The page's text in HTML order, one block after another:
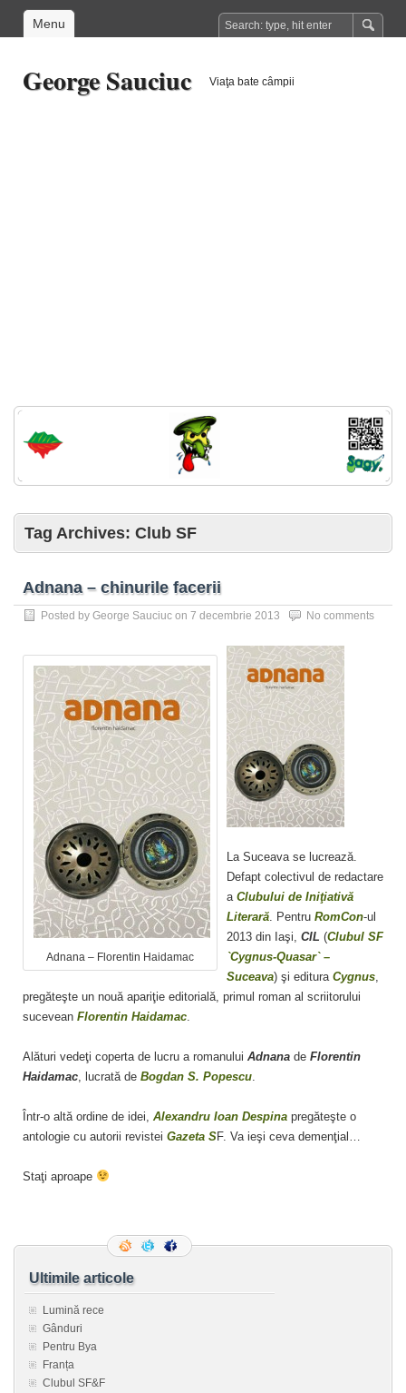
Menu
George Sauciuc Viaţa bate câmpii
Tag Archives: Club SF
Adnana – chinurile facerii
Posted by George Sauciuc on 7 decembrie 2013 No comments
Adnana – Florentin Haidamac
La Suceava se lucrează.
Defapt colectivul de redactare
a Clubului de Iniţiativă
Literară . Pentru RomCon-ul
2013 din Iaşi, CIL (Clubul SF
`Cygnus-Quasar` –
Suceava) şi editura Cygnus
pregăteşte un nouă apariţie editorială, primul roman al scriitorului
sucevean Florentin Haidamac
Alături vedeţi coperta de lucru a romanului Adnana de Florentin
Haidamac , lucrată de Bogdan S. Popescu
Într-o altă ordine de idei, Alexandru Ioan Despina pregăteşte o
antologie cu autorii revistei Gazeta SF. Va ieşi ceva demenţial…
Staţi aproape
Ultimile articole
Lumină rece
Gânduri
Pentru Bya
Franța
Clubul SF&F